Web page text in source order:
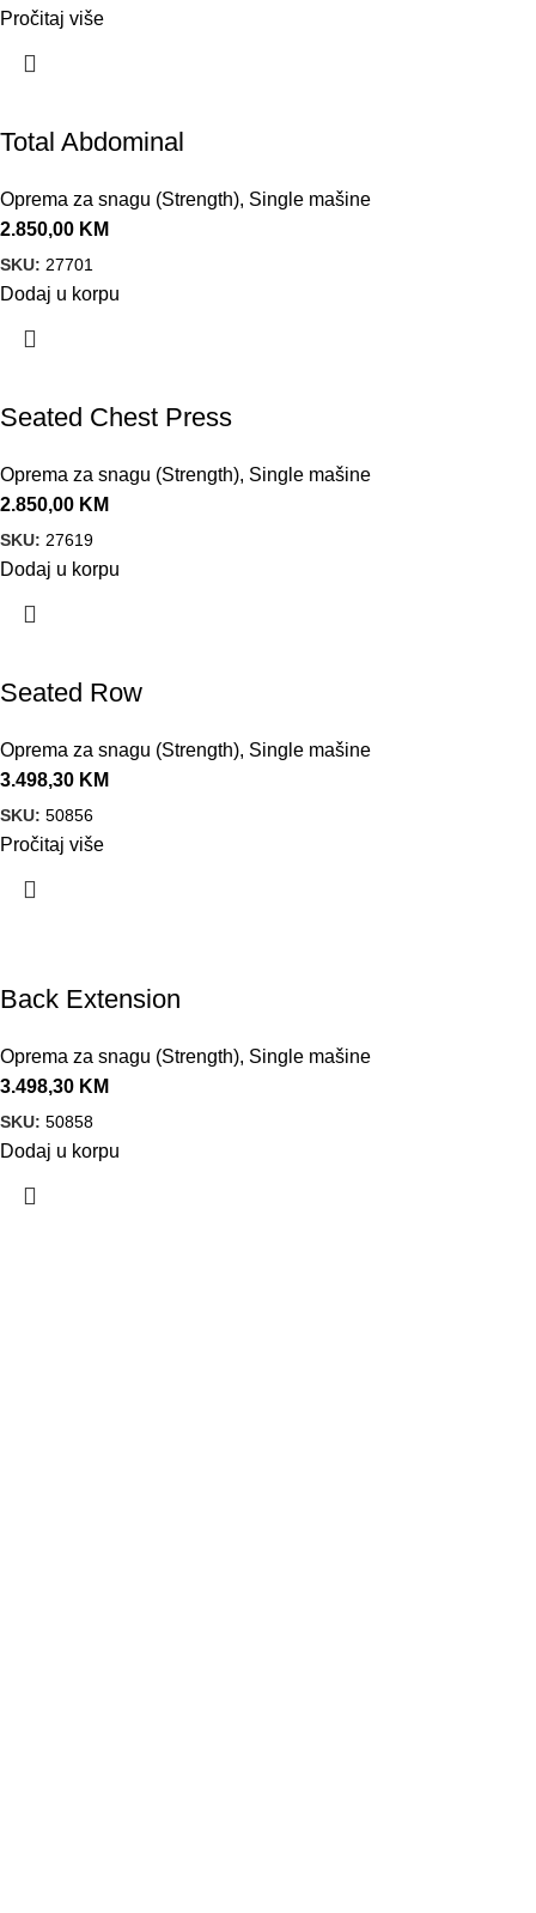
Pročitaj više
Total Abdominal
Oprema za snagu (Strength), Single mašine
2.850,00 KM
SKU: 27701
Dodaj u korpu
Seated Chest Press
Oprema za snagu (Strength), Single mašine
2.850,00 KM
SKU: 27619
Dodaj u korpu
Seated Row
Oprema za snagu (Strength), Single mašine
3.498,30 KM
SKU: 50856
Pročitaj više
Back Extension
Oprema za snagu (Strength), Single mašine
3.498,30 KM
SKU: 50858
Dodaj u korpu